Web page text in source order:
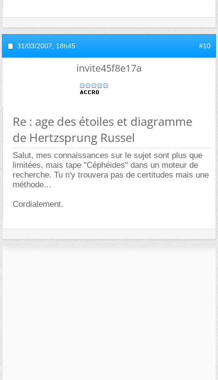
31/03/2007, 18h45 #10
invite45f8e17a
Re : age des étoiles et diagramme
de Hertzsprung Russel
Salut, mes connaissances sur le sujet sont plus que
limitées, mais tape "Céphéides" dans un moteur de
recherche. Tu n'y trouvera pas de certitudes mais une
méthode...
Cordialement.